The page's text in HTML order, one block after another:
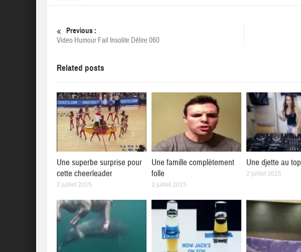
Previous :
Video Humour Fail Insolite Délire 060
Related posts
Une superbe surprise pour
cette cheerleader
2 juillet 2015
Une famille complètement
folle
2 juillet 2015
Une djette au top
2 juillet 2015